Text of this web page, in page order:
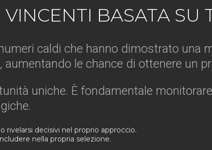
BASATA SU
caldi che hanno dimostrato una
le chance di ottenere un
uniche. È fondamentale
decisivi nel proprio approccio.
nella propria selezione.